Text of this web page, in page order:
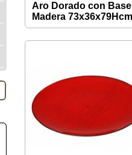
Aro Dorado con
Madera